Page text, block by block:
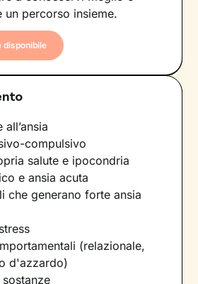
un percorso insieme.
disponibile
compulsivo
salute e ipocondria
e ansia acuta
che generano forte ansia
(relazionale,
d'azzardo)